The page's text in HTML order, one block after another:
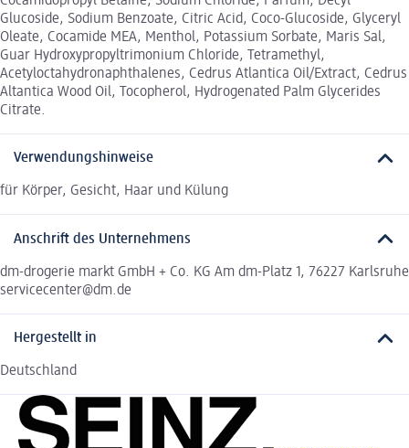
Glucoside, Sodium Benzoate, Citric Acid, Coco-Glucoside, Glyceryl
Oleate, Cocamide MEA, Menthol, Potassium Sorbate, Maris Sal,
Guar Hydroxypropyltrimonium Chloride, Tetramethyl,
Acetyloctahydronaphthalenes, Cedrus Atlantica Oil/Extract, Cedrus
Altantica Wood Oil, Tocopherol, Hydrogenated Palm Glycerides
Citrate.
Verwendungshinweise
für Körper, Gesicht, Haar und Külung
Anschrift des Unternehmens
dm-drogerie markt GmbH + Co. KG Am dm-Platz 1, 76227 Karlsruhe
servicecenter@dm.de
Hergestellt in
Deutschland